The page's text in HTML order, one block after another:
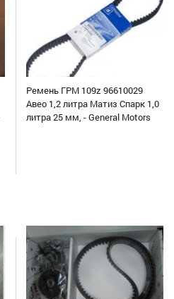
Ремень ГРМ 109z 96610029
Авео 1,2 литра Матиз Спарк 1,0
литра 25 мм, - General Motors